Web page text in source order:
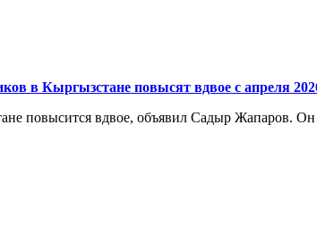
в Кыргызстане повысят вдвое с апреля
повысится вдвое, объявил Садыр Жапаров.